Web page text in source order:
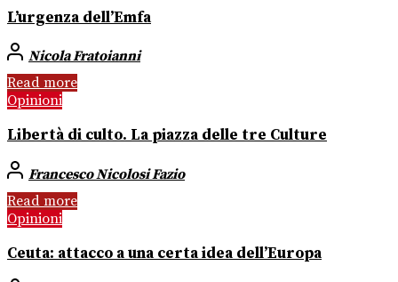
L’urgenza dell’Emfa
Nicola Fratoianni
Read more
Opinioni
Libertà di culto. La piazza delle tre Culture
Francesco Nicolosi Fazio
Read more
Opinioni
Ceuta: attacco a una certa idea dell’Europa